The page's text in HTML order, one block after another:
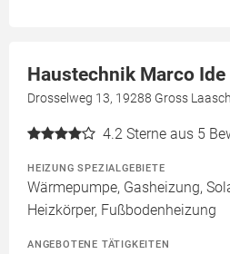
Haustechnik Marco Ide
Drosselweg 13, 19288 Gross
4.2 Sterne aus 5
HEIZUNG SPEZIALGEBIETE
Wärmepumpe, Gasheizung,
Heizkörper, Fußbodenheizung
ANGEBOTENE TÄTIGKEITEN